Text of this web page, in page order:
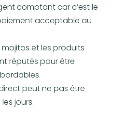
comptant car c’est le
acceptable au
et les produits
réputés pour être
peut ne pas être
jours.